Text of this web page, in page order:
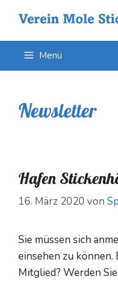
Inhalt
springen
Menü
Newsletter
Hafen
16. März 2020 von
Sie müssen sich
einsehen zu können.
Mitglied? Werden